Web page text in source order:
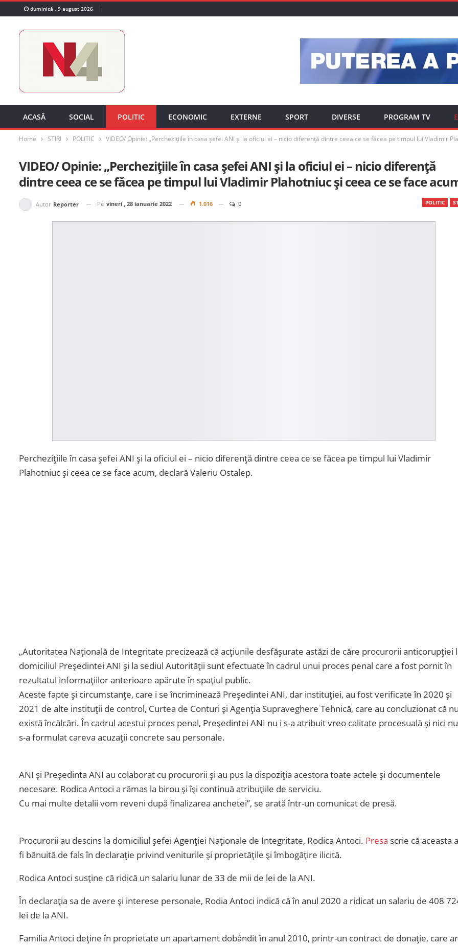
duminică , 9 august 2026
ACASĂ SOCIAL POLITIC ECONOMIC EXTERNE SPORT DIVERSE PROGRAM TV
Home STIRI POLITIC VIDEO/ Opinie: „Perchezițiile în casa șefei ANI și la oficiul ei – nicio diferență dintre ceea ce se făcea pe timpul lui Vladimir
VIDEO/ Opinie: „Perchezițiile în casa șefei ANI și la oficiul ei – nicio diferență
dintre ceea ce se făcea pe timpul lui Vladimir Plahotniuc și ceea ce se face
POLITIC
Autor Reporter Pe vineri , 28 ianuarie 2022 1.016 0
Perchezițiile în casa șefei ANI și la oficiul ei – nicio diferență dintre ceea ce se făcea pe timpul lui Vladimir
Plahotniuc și ceea ce se face acum, declară Valeriu Ostalep.
„Autoritatea Națională de Integritate precizează că acțiunile desfășurate astăzi de căre procurorii anticorupției
domiciliul Președintei ANI și la sediul Autorității sunt efectuate în cadrul unui proces penal care a fost pornit în
rezultatul informațiilor anterioare apărute în spațiul public.
Aceste fapte și circumstanțe, care i se încriminează Președintei ANI, dar instituției, au fost verificate în 2020 și
2021 de alte instituții de control, Curtea de Conturi și Agenția Supraveghere Tehnică, care au concluzionat că
există încălcări. În cadrul acestui proces penal, Președintei ANI nu i s-a atribuit vreo calitate procesuală și nici
s-a formulat careva acuzații concrete sau personale.
ANI și Președinta ANI au colaborat cu procurorii și au pus la dispoziția acestora toate actele și documentele
necesare. Rodica Antoci a rămas la birou și își continuă atribuțiile de serviciu.
Cu mai multe detalii vom reveni după finalizarea anchetei”, se arată într-un comunicat de presă.
Procurorii au descins la domiciliul șefei Agenției Naționale de Integritate, Rodica Antoci. Presa scrie că aceasta
fi bănuită de fals în declarație privind veniturile și proprietățile și îmbogățire ilicită.
Rodica Antoci susține că ridică un salariu lunar de 33 de mii de lei de la ANI.
În declarația sa de avere și interese personale, Rodia Antoci indică că în anul 2020 a ridicat un salariu de 408
lei de la ANI.
Familia Antoci deține în proprietate un apartament dobândit în anul 2010, printr-un contract de donație, care ar